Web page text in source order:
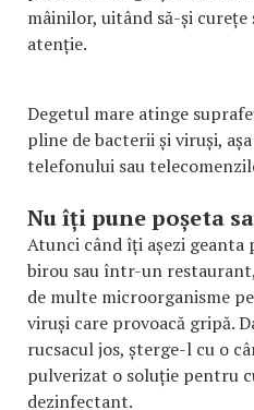
mâinilor, uitând să-și curețe
atenție.
Degetul mare atinge
pline de bacterii și viruși,
telefonului sau
Nu îți pune poșeta
Atunci când îți așezi geanta
birou sau într-un
de multe microorganisme
viruși care provoacă gripă.
rucsacul jos, șterge-l cu o
pulverizat o soluție pentru
dezinfectant.